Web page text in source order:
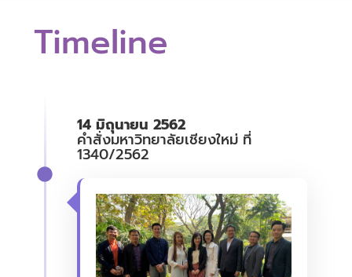
Timeline
14 มิถุนายน 2562
คำสั่งมหาวิทยาลัยเชียงใหม่ ที่
1340/2562